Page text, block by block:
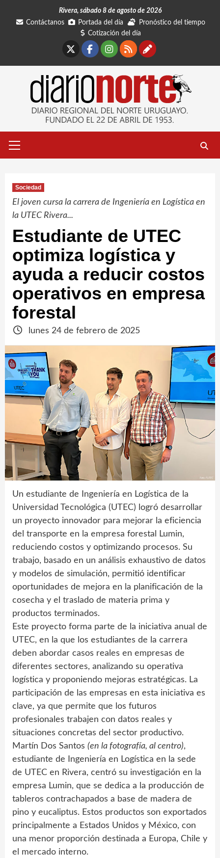
Rivera, sábado 8 de agosto de 2026
Contáctanos
Portada del día
Pronóstico del tiempo
Cotización del día
Facebook
Instagram
RSSContáctanos
primario
Sociedad
El joven cursa la carrera de Ingeniería en Logística en
la UTEC Rivera...
Estudiante de UTEC
optimiza logística y
ayuda a reducir costos
operativos en empresa
forestal
lunes 24 de febrero de 2025
Un estudiante de Ingeniería en Logística de la
Universidad Tecnológica (UTEC) logró desarrollar
un proyecto innovador para mejorar la eficiencia
del transporte en la empresa forestal Lumin,
reduciendo costos y optimizando procesos. Su
trabajo, basado en un análisis exhaustivo de datos
y modelos de simulación, permitió identificar
oportunidades de mejora en la planificación de la
cosecha y el traslado de materia prima y
productos terminados.
Este proyecto forma parte de la iniciativa anual de
UTEC, en la que los estudiantes de la carrera
deben abordar casos reales en empresas de
diferentes sectores, analizando su operativa
logística y proponiendo mejoras estratégicas. La
participación de las empresas en esta iniciativa es
clave, ya que permite que los futuros
profesionales trabajen con datos reales y
situaciones concretas del sector productivo.
Martín Dos Santos (en la fotografía, al centro),
estudiante de Ingeniería en Logística en la sede
de UTEC en Rivera, centró su investigación en la
empresa Lumin, que se dedica a la producción de
tableros contrachapados a base de madera de
pino y eucaliptus. Estos productos son exportados
principalmente a Estados Unidos y México, con
una menor proporción destinada a Europa, Chile y
el mercado interno.